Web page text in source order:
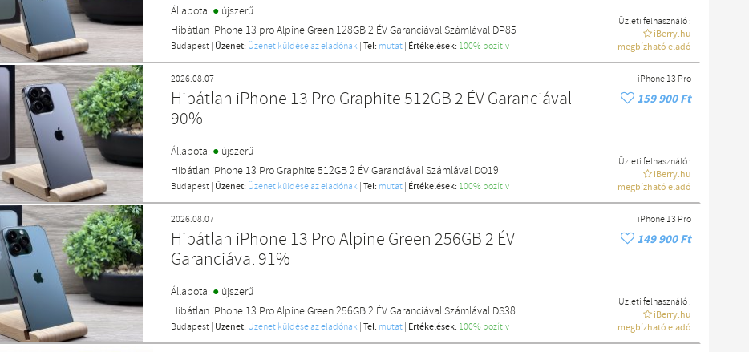
Állapota: ● újszerű
Hibátlan iPhone 13 pro Alpine Green 128GB 2 ÉV Garanciával Számlával DP85
Budapest | Üzenet: Üzenet küldése az eladónak |Tel: mutat | Értékelések: 100% pozítiv
Üzleti felhasználó :
iBerry.hu
megbízható eladó
2026.08.07
Hibátlan iPhone 13 Pro Graphite 512GB 2 ÉV Garanciával
90%
Állapota: ● újszerű
Hibátlan iPhone 13 Pro Graphite 512GB 2 ÉV Garanciával Számlával DO19
Budapest | Üzenet: Üzenet küldése az eladónak |Tel: mutat | Értékelések: 100% pozítiv
iPhone 13 Pro
159 900 Ft
Üzleti felhasználó :
iBerry.hu
megbízható eladó
2026.08.07
Hibátlan iPhone 13 Pro Alpine Green 256GB 2 ÉV
Garanciával 91%
Állapota: ● újszerű
Hibátlan iPhone 13 Pro Alpine Green 256GB 2 ÉV Garanciával Számlával DS38
Budapest | Üzenet: Üzenet küldése az eladónak |Tel: mutat | Értékelések: 100% pozítiv
iPhone 13 Pro
149 900 Ft
Üzleti felhasználó :
iBerry.hu
megbízható eladó